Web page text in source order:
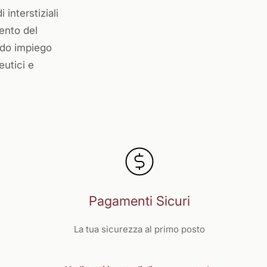
interstiziali
del
impiego
e
Pagamenti Sicuri
La tua sicurezza al primo posto